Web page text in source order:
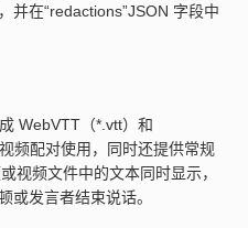
并在“redactions”JSON 字段中
WebVTT（*.vtt）和
频配对使用，同时还提供常规
视频文件中的文本同时显示，
或发言者结束说话。